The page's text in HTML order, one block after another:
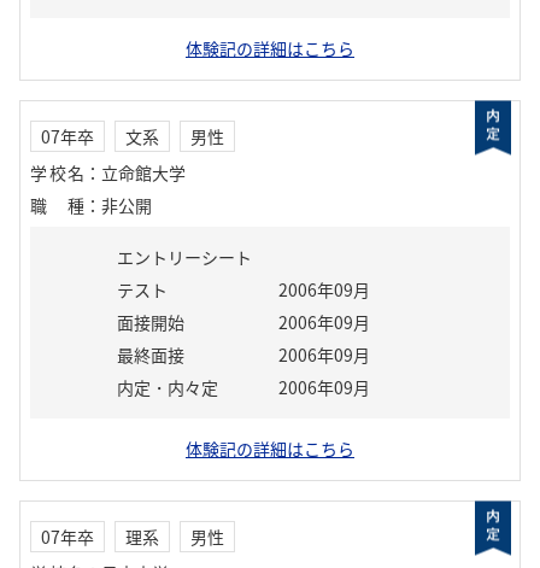
体験記の詳細はこちら
07年卒 文系
男性
学校名 ： 立命館大学
職種 ： 非公開
エントリーシート
テスト
2006年09月
面接開始
2006年09月
最終面接
2006年09月
内定・内々定
2006年09月
体験記の詳細はこちら
07年卒 理系
男性